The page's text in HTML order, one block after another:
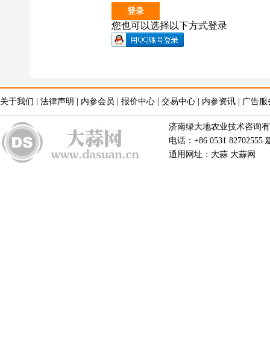
您也可以选择以下方式登录
关于我们 法律声明 内参会员 报价中心 交易中心 内参资讯 广告服
济南绿大地农业技术咨询
电话：+86 0531 82702555
通用网址：大蒜 大蒜网